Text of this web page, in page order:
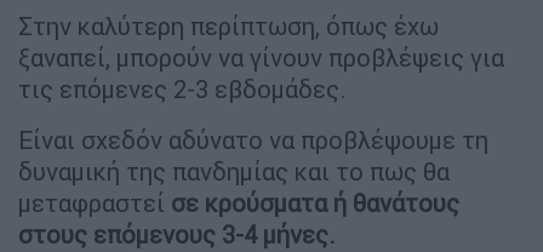
Στην καλύτερη περίπτωση, όπως έχω
ξαναπεί, μπορούν να γίνουν προβλέψεις για
τις επόμενες 2-3 εβδομάδες.
Είναι σχεδόν αδύνατο να προβλέψουμε τη
δυναμική της πανδημίας και το πως θα
μεταφραστεί σε κρούσματα ή θανάτους
στους επόμενους 3-4 μήνες.